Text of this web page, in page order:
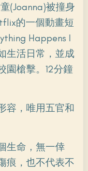
(Joanna)被撞身
的一個動畫短
Happens I
生活日常，並成
園槍擊。12分鐘
容，唯用五官和
生命，無一倖
痕，也不代表不